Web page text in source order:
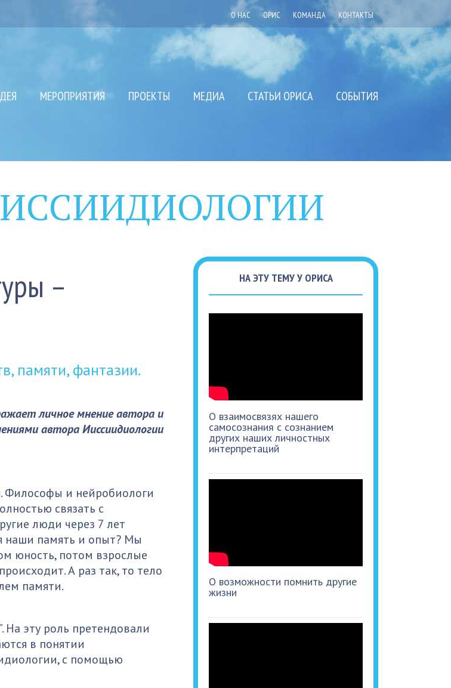
О НАС ОРИС КОМАНДА КОНТАКТЫ
МЕРОПРИЯТИЯ ПРОЕКТЫ МЕДИА СТАТЬИ ОРИСА СОБЫТИЯ
–
памяти, фантазии.
личное мнение автора и
автора Ииссиидиологии
Философы и нейробиологи
связать с
люди через 7 лет
наши память и опыт? Мы
юность, потом взрослые
А раз так, то тело
памяти.
эту роль претендовали
в понятии
с помощью
НА ЭТУ ТЕМУ У ОРИСА
О взаимосвязях нашего
самосознания с сознанием
других наших личностных
интерпретаций
О возможности помнить другие
жизни